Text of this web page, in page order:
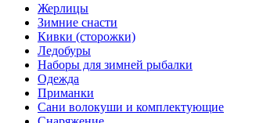
Жерлицы
Зимние снасти
Кивки (сторожки)
Ледобуры
Наборы для зимней рыбалки
Одежда
Приманки
Сани волокуши и комплектующие